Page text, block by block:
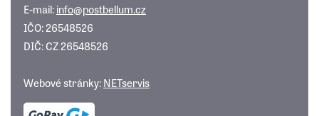
E-mail:info@postbellum.cz
IČO: 26548526
DIČ: CZ 26548526
Webové stránky:NETservis